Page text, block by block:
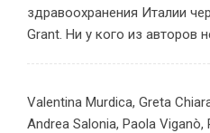
здравоохранения Италии
Grant. Ни у кого из авторов
Valentina Murdica, Greta
Andrea Salonia, Paola Viganò,